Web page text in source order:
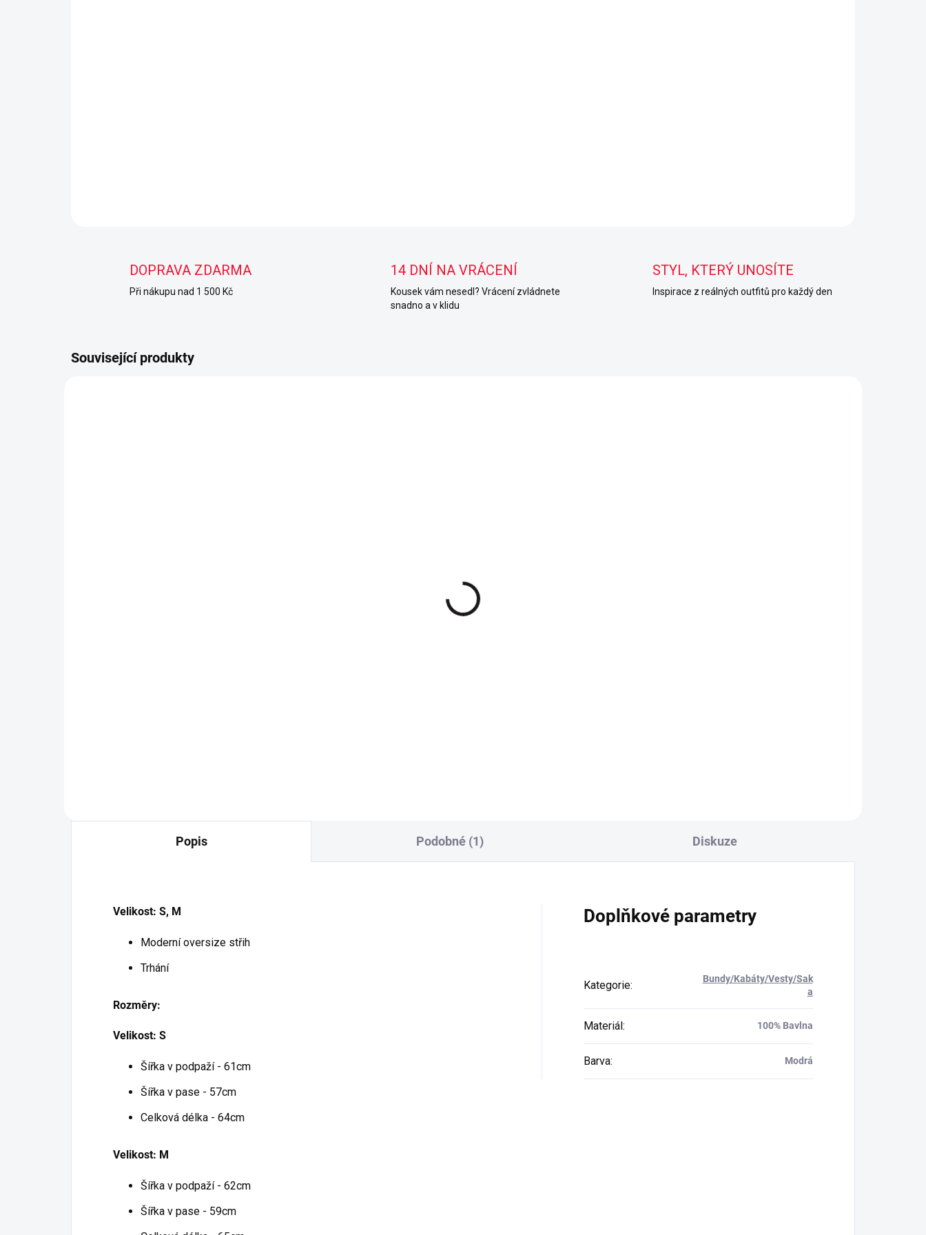
DOPRAVA ZDARMA
Při nákupu nad 1 500 Kč
14 DNÍ NA VRÁCENÍ
Kousek vám nesedl? Vrácení zvládnete
snadno a v klidu
STYL, KTERÝ UNOSÍTE
Inspirace z reálných outfitů pro každý den
Související produkty
Popis Podobné (1) Diskuze
Velikost: S, M
Moderní oversize střih
Trhání
Rozměry:
Velikost: S
Šířka v podpaží - 61cm
Šířka v pase - 57cm
Celková délka - 64cm
Velikost: M
Šířka v podpaží - 62cm
Šířka v pase - 59cm
Doplňkové parametry
Kategorie:
Bundy/Kabáty/Vesty/Sak
a
Materiál: 100% Bavlna
Barva: Modrá